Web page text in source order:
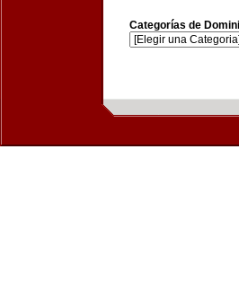
Categorías de